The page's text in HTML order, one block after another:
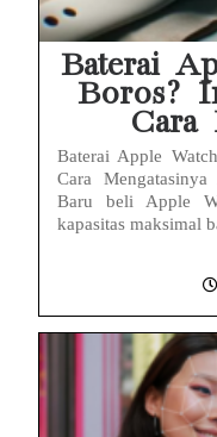
Baterai
Boros?
Cara
Baterai Apple
Cara
Baru beli Apple
kapasitas maksimal